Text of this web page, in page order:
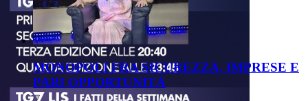
MONOPOLI FRA SICUREZZA, IMPRESE E
PARI OPPORTUNITÀ